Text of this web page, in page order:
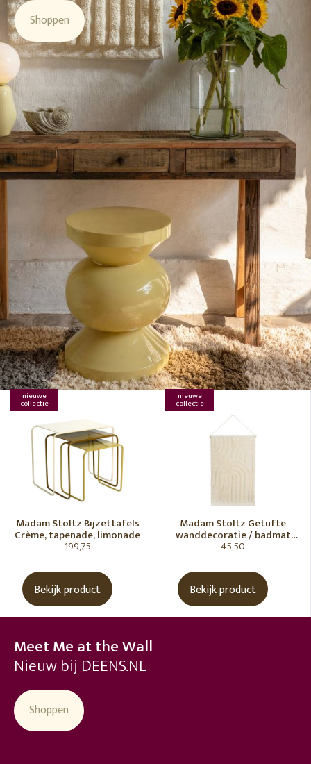
Shoppen
nieuwe
collectie
Madam Stoltz Bijzettafels
Crème, tapenade, limonade
199,75
Bekijk product
nieuwe
collectie
Madam Stoltz Getufte
wanddecoratie / badmat
Vanille
45,50
Bekijk product
Meet Me at the Wall
Nieuw bij DEENS.NL
Shoppen